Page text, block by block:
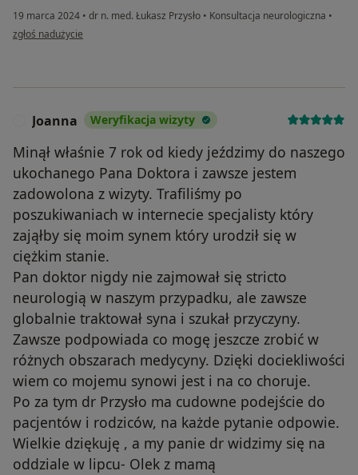
19 marca 2024 • dr n. med. Łukasz Przysło • Konsultacja neurologiczna •
w opinii użytkownika Rodzice Igora
zgłoś nadużycie
Joanna Weryfikacja wizyty
Minął właśnie 7 rok od kiedy jeździmy do naszego
ukochanego Pana Doktora i zawsze jestem
zadowolona z wizyty. Trafiliśmy po
poszukiwaniach w internecie specjalisty który
zająłby się moim synem który urodził się w
ciężkim stanie.
Pan doktor nigdy nie zajmował się stricto
neurologią w naszym przypadku, ale zawsze
globalnie traktował syna i szukał przyczyny.
Zawsze podpowiada co mogę jeszcze zrobić w
różnych obszarach medycyny. Dzięki dociekliwości
wiem co mojemu synowi jest i na co choruje.
Po za tym dr Przysło ma cudowne podejście do
pacjentów i rodziców, na każde pytanie odpowie.
Wielkie dziękuję , a my panie dr widzimy się na
oddziale w lipcu- Olek z mamą